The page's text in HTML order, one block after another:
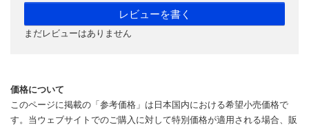
レビューを書く
まだレビューはありません
価格について
このページに掲載の「参考価格」は日本国内における希望小売価格で
す。当ウェブサイトでのご購入に対して特別価格が適用される場合、販